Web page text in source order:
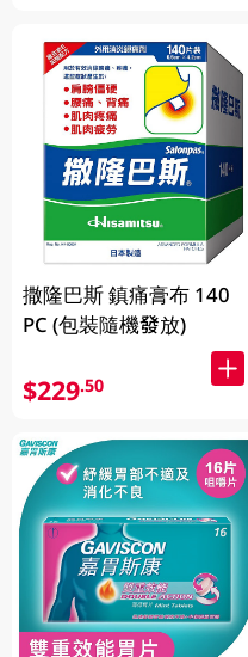
撒隆巴斯 鎮痛膏布 140
PC (包裝隨機發放)
$229.50